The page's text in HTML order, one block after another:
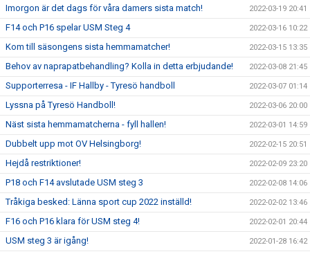
Imorgon är det dags för våra damers sista match! 2022-03-19 20:41
F14 och P16 spelar USM Steg 4 2022-03-16 10:22
Kom till säsongens sista hemmamatcher! 2022-03-15 13:35
Behov av naprapatbehandling? Kolla in detta erbjudande! 2022-03-08 21:45
Supporterresa - IF Hallby - Tyresö handboll 2022-03-07 01:14
Lyssna på Tyresö Handboll! 2022-03-06 20:00
Näst sista hemmamatcherna - fyll hallen! 2022-03-01 14:59
Dubbelt upp mot OV Helsingborg! 2022-02-15 20:51
Hejdå restriktioner! 2022-02-09 23:20
P18 och F14 avslutade USM steg 3 2022-02-08 14:06
Tråkiga besked: Länna sport cup 2022 inställd! 2022-02-02 13:46
F16 och P16 klara för USM steg 4! 2022-02-01 20:44
USM steg 3 är igång! 2022-01-28 16:42